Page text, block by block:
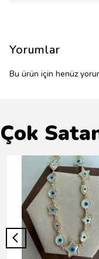
Yorumlar
Bu ürün için henüz
Çok